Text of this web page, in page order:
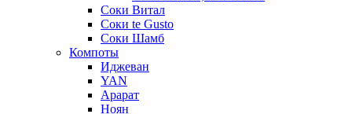
Соки Витал
Соки te Gusto
Соки Шамб
Компоты
Иджеван
YAN
Арарат
Ноян